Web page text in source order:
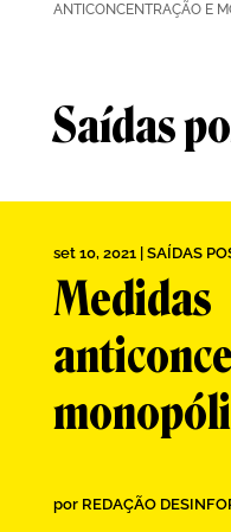
ANTICONCENTRAÇÃO E
Saídas
set 10, 2021| SAÍDAS
Medidas
por REDAÇÃO